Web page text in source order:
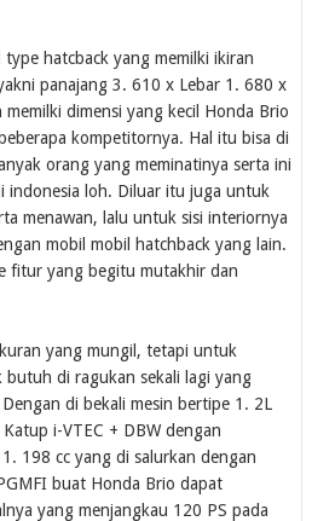
type hatcback yang memilki ikiran
panajang 3. 610 x Lebar 1. 680 x
dimensi yang kecil Honda Brio
kompetitornya. Hal itu bisa di
orang yang meminatinya serta ini
indonesia loh. Diluar itu juga untuk
menawan, lalu untuk sisi interiornya
mobil mobil hatchback yang lain.
fitur yang begitu mutakhir dan
yang mungil, tetapi untuk
butuh di ragukan sekali lagi yang
di bekali mesin bertipe 1. 2L
i-VTEC + DBW dengan
198 cc yang di salurkan dengan
buat Honda Brio dapat
yang menjangkau 120 PS pada